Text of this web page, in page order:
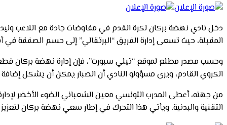
دخل نادي نهضة بركان لكرة القدم في مفاوضات جادة مع اللاعب وليد
المقبلة، حيث تسعى إدارة الفريق “البرتقالي” إلى حسم الصفقة في
وحسب مصدر مطلع لموقع “تيلي سبورت”، فإن إدارة نهضة بركان
الكروي القادم، ويرى مسؤولو النادي أن الصبار يمكن أن يشكل
من جهته، أعطى المدرب التونسي معين الشعباني الضوء الأخضر
التقنية والبدنية، ويأتي هذا التحرك في إطار سعي نهضة بركان